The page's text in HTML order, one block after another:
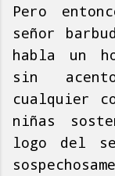
Pero
señor
habla un
sin
cualquier
niñas
logo del